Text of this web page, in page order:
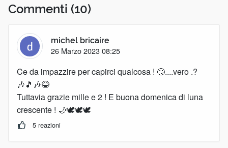
Commenti (10)
michel bricaire
26 Marzo 2023 08:25
Ce da impazzire per capirci qualcosa ! 🙄....vero .?
🎶🎵🎶😂
Tuttavia grazie mille e 2 ! E buona domenica di luna
crescente ! 🌙🕊🕊🕊
5 reazioni